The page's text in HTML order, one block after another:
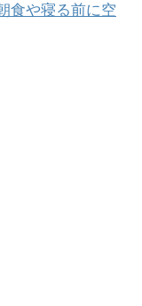
食や寝る前に空